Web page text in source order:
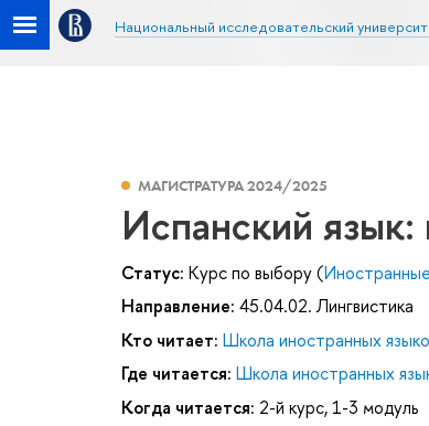
Национальный исследовательский
МАГИСТРАТУРА 2024/2025
Испанский
Статус: Курс по выбору (
Направление: 45.04.02. Лингвистика
Кто читает: Школа иностранных
Где читается: Школа иностранных
Когда читается: 2-й курс, 1-3 модуль